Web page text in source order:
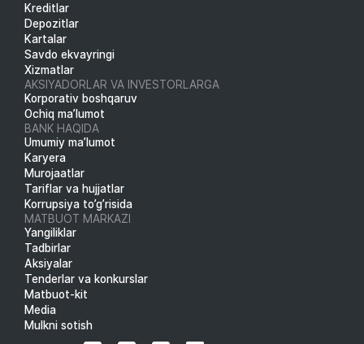
Kreditlar
Depozitlar
Kartalar
Savdo ekvayringi
Xizmatlar
AKSIYADORLAR VA INVESTORLARGA
Korporativ boshqaruv
Ochiq ma’lumot
BANK HAQIDA
Umumiy ma’lumot
Karyera
Murojaatlar
Tariflar va hujjatlar
Korrupsiya to’g’risida
MATBUOT MARKAZI
Yangiliklar
Tadbirlar
Aksiyalar
Tenderlar va konkurslar
Matbuot-kit
Media
Mulkni sotish